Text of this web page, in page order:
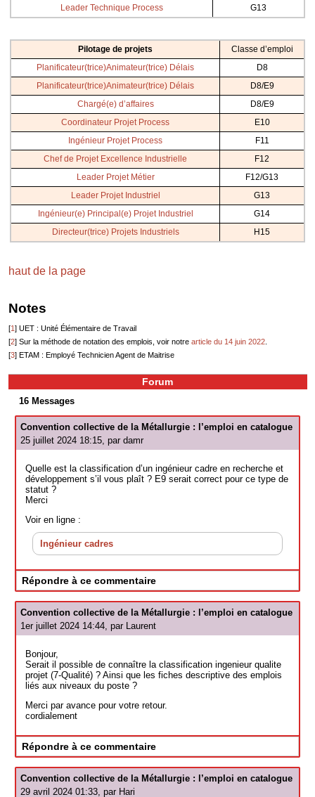
Leader Technique Process
G13
Pilotage de projets
Classe d’emploi
Planificateur(trice)Animateur(trice) Délais
D8
Planificateur(trice)Animateur(trice) Délais
D8/E9
Chargé(e) d’affaires
D8/E9
Coordinateur Projet Process
E10
Ingénieur Projet Process
F11
Chef de Projet Excellence Industrielle
F12
Leader Projet Métier
F12/G13
Leader Projet Industriel
G13
Ingénieur(e) Principal(e) Projet Industriel
G14
Directeur(trice) Projets Industriels
H15
haut de la page
Notes
[1] UET : Unité Élémentaire de Travail
[2] Sur la méthode de notation des emplois, voir notre article du 14 juin 2022.
[3] ETAM : Employé Technicien Agent de Maitrise
Forum
16 Messages
Convention collective de la Métallurgie : l’emploi en catalogue
25 juillet 2024 18:15, par damr
Quelle est la classification d’un ingénieur cadre en recherche et
développement s’il vous plaît ? E9 serait correct pour ce type de
statut ?
Merci
Voir en ligne :
Ingénieur cadres
Répondre à ce commentaire
Convention collective de la Métallurgie : l’emploi en catalogue
1er juillet 2024 14:44, par
Laurent
Bonjour,
Serait il possible de connaître la classification ingenieur qualite
projet (7-Qualité) ? Ainsi que les fiches descriptive des emplois
liés aux niveaux du poste ?
Merci par avance pour votre retour.
cordialement
Répondre à ce commentaire
Convention collective de la Métallurgie : l’emploi en catalogue
29 avril 2024 01:33, par Hari